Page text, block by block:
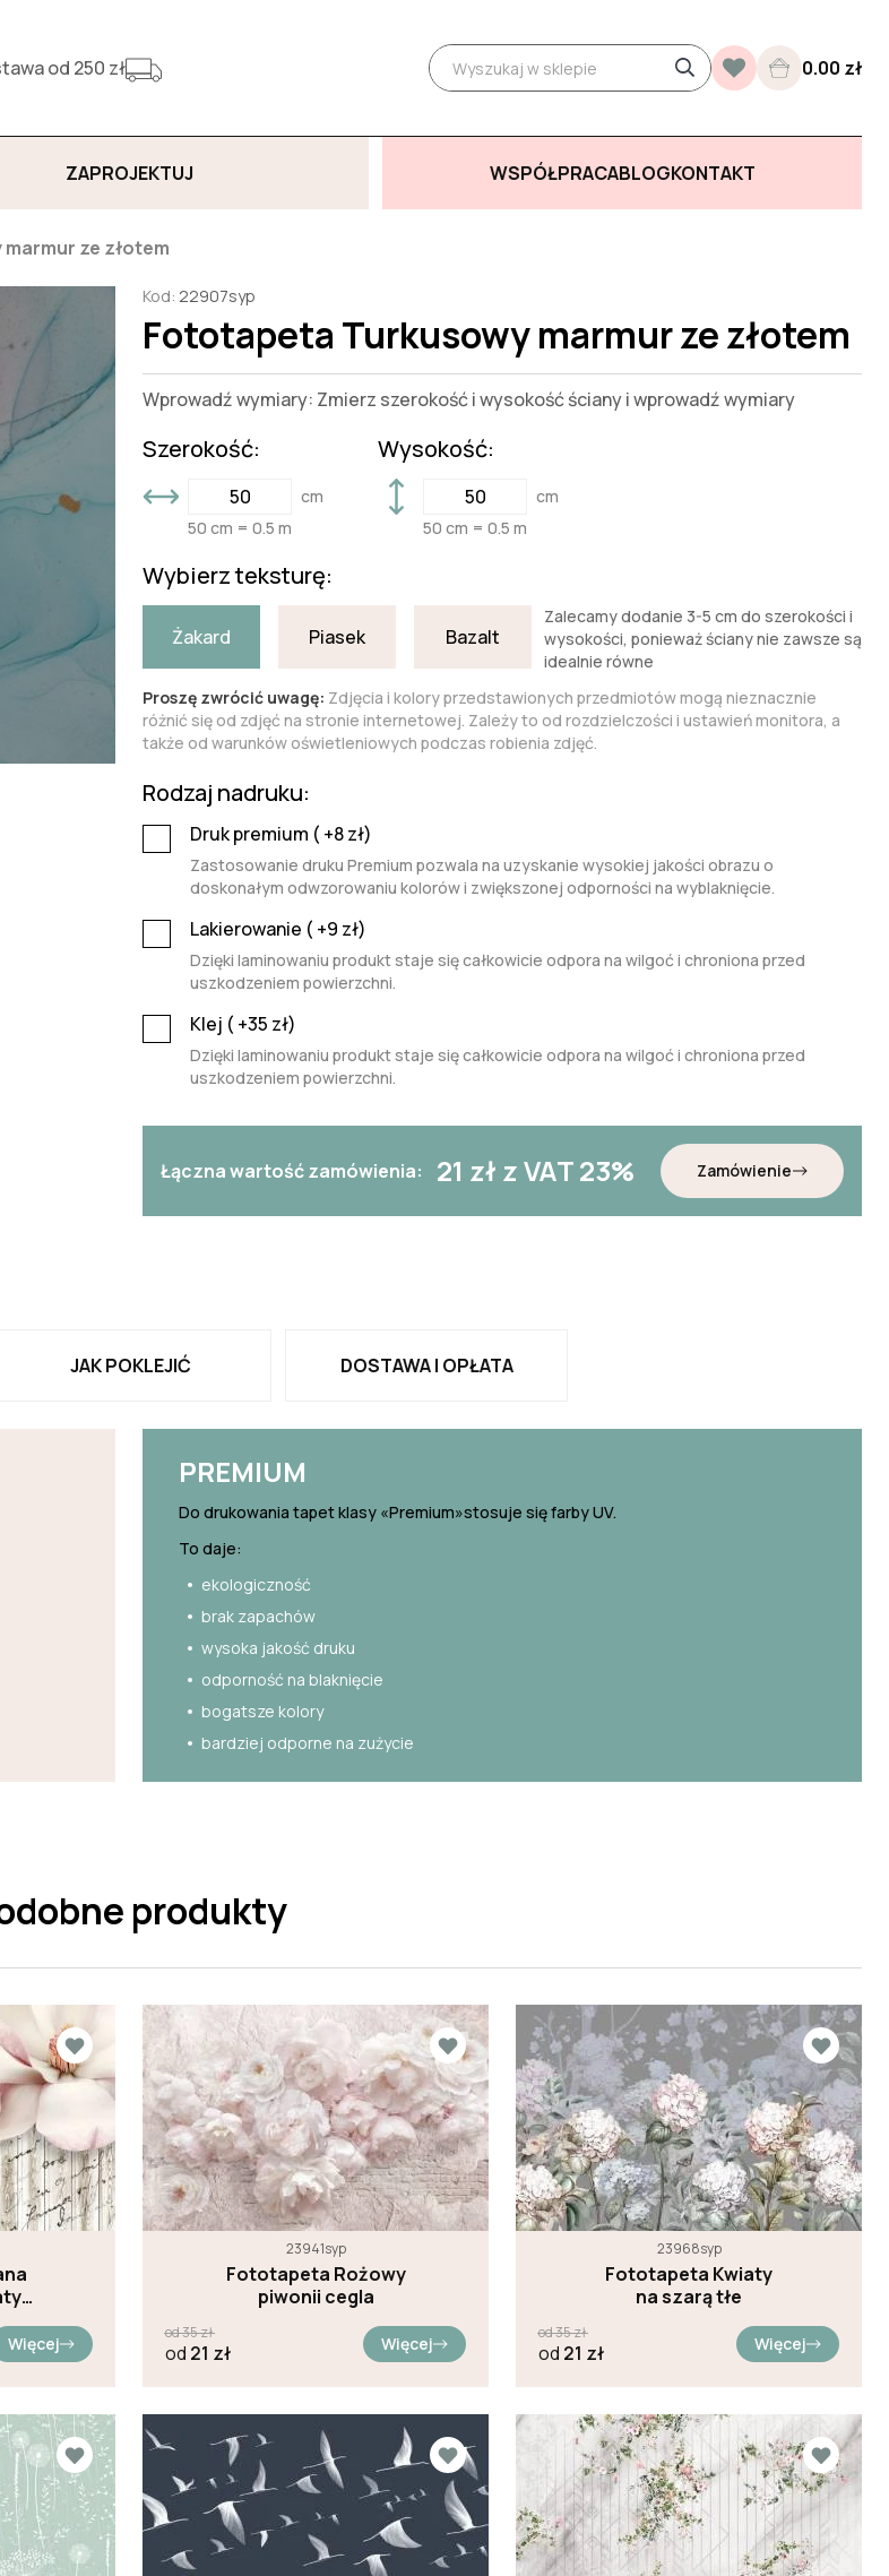
od 250 zł 0.00 zł
ZAPROJEKTUJ WSPÓŁPRACABLOGKONTAKT
ze złotem
Kod: 22907syp
Fototapeta Turkusowy marmur ze złotem
Wprowadź wymiary: Zmierz szerokość i wysokość ściany i wprowadź wymiary
Szerokość:
cm
50 cm = 0.5 m
Wysokość:
cm
50 cm = 0.5 m
Wybierz teksturę:
Żakard Piasek Bazalt
Zalecamy dodanie 3-5 cm do szerokości i
wysokości, ponieważ ściany nie zawsze są
idealnie równe
Proszę zwrócić uwagę: Zdjęcia i kolory przedstawionych przedmiotów mogą nieznacznie
różnić się od zdjęć na stronie internetowej. Zależy to od rozdzielczości i ustawień monitora, a
także od warunków oświetleniowych podczas robienia zdjęć.
Rodzaj nadruku:
Druk premium ( +8zł)
Zastosowanie druku Premium pozwala na uzyskanie wysokiej jakości obrazu o
doskonałym odwzorowaniu kolorów i zwiększonej odporności na wyblaknięcie.
Lakierowanie ( +9 zł)
Dzięki laminowaniu produkt staje się całkowicie odpora na wilgoć i chroniona przed
uszkodzeniem powierzchni.
Klej ( +35 zł)
Dzięki laminowaniu produkt staje się całkowicie odpora na wilgoć i chroniona przed
uszkodzeniem powierzchni.
Łączna wartość zamówienia: 21 zł z VAT 23% Zamówienie
JAK POKLEJIĆ DOSTAWA I OPŁATA
PREMIUM
Do drukowania tapet klasy «Premium»stosuje się farby UV.
To daje:
ekologiczność
brak zapachów
wysoka jakość druku
odporność na blaknięcie
bogatsze kolory
bardziej odporne na zużycie
produkty
Więcej
23941syp
Fototapeta Rożowy
piwonii cegla
od35zł
od 21 zł Więcej
23968syp
Fototapeta Kwiaty
na szarą tłe
od35zł
od 21 zł Więcej